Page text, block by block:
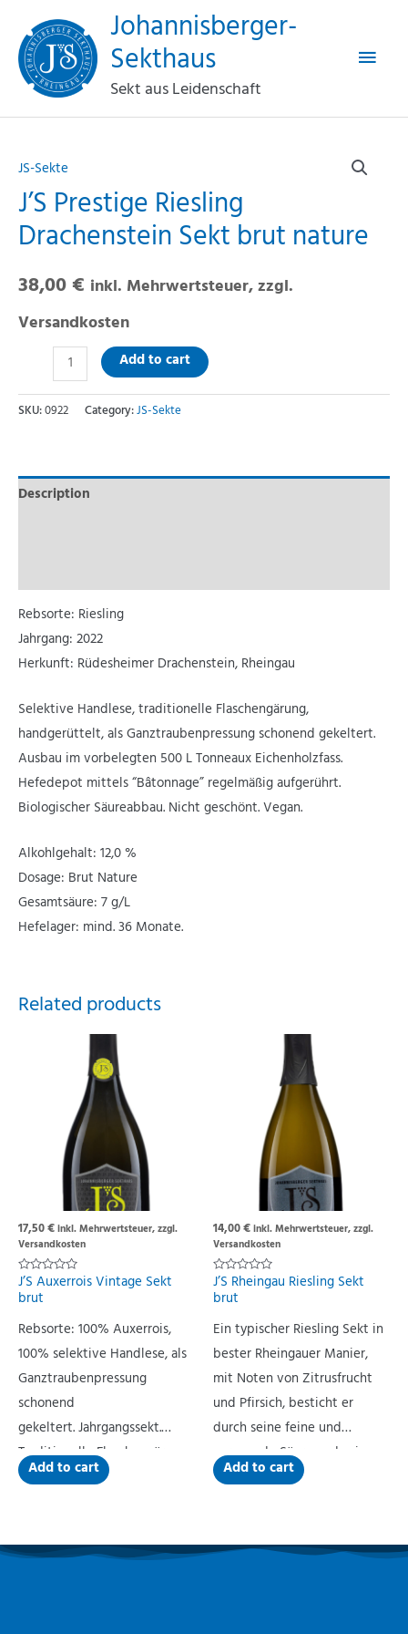
Inhalt
springen
Johannisberger-
Sekthaus
Sekt aus Leidenschaft
JS-Sekte
J’S Prestige Riesling
Drachenstein Sekt brut nature
38,00€ inkl. Mehrwertsteuer, zzgl.
Versandkosten
Prestige
Riesling
Drachenstein
Sekt
brut
nature
quantity
Add to cart
SKU:0922 Category:JS-Sekte
Description
Rebsorte: Riesling
Jahrgang: 2022
Herkunft: Rüdesheimer Drachenstein, Rheingau
Selektive Handlese, traditionelle Flaschengärung,
handgerüttelt, als Ganztraubenpressung schonend gekeltert.
Ausbau im vorbelegten 500 L Tonneaux Eichenholzfass.
Hefedepot mittels “Bâtonnage” regelmäßig aufgerührt.
Biologischer Säureabbau. Nicht geschönt. Vegan.
Alkohlgehalt: 12,0 %
Dosage: Brut Nature
Gesamtsäure: 7 g/L
Hefelager: mind. 36 Monate.
Related products
17,50€inkl. Mehrwertsteuer, zzgl.
Versandkosten
Rated
0
out
5
J’S Auxerrois Vintage Sekt
brut
Rebsorte: 100% Auxerrois,
100% selektive Handlese, als
Ganztraubenpressung
schonend
gekeltert. Jahrgangssekt.
Traditionelle Flaschengärung,
handgerüttelt. Ausbau im
Add to cart
14,00€inkl. Mehrwertsteuer, zzgl.
Versandkosten
Rated
0
out
5
J’S Rheingau Riesling Sekt
brut
Ein typischer Riesling Sekt in
bester Rheingauer Manier,
mit Noten von Zitrusfrucht
und Pfirsich, besticht er
durch seine feine und
anregende Säure und seinen
trockenen Ausbau.
Add to cart